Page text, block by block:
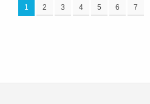
1 2 3 4 5 6 7